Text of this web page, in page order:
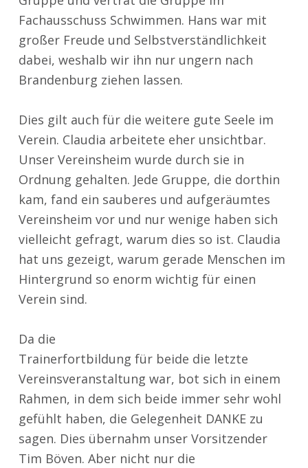
Fachausschuss Schwimmen. Hans war mit
großer Freude und Selbstverständlichkeit
dabei, weshalb wir ihn nur ungern nach
Brandenburg ziehen lassen.
Dies gilt auch für die weitere gute Seele im
Verein. Claudia arbeitete eher unsichtbar.
Unser Vereinsheim wurde durch sie in
Ordnung gehalten. Jede Gruppe, die dorthin
kam, fand ein sauberes und aufgeräumtes
Vereinsheim vor und nur wenige haben sich
vielleicht gefragt, warum dies so ist. Claudia
hat uns gezeigt, warum gerade Menschen im
Hintergrund so enorm wichtig für einen
Verein sind.
Da die
Trainerfortbildung für beide die letzte
Vereinsveranstaltung war, bot sich in einem
Rahmen, in dem sich beide immer sehr wohl
gefühlt haben, die Gelegenheit DANKE zu
sagen. Dies übernahm unser Vorsitzender
Tim Böven. Aber nicht nur die